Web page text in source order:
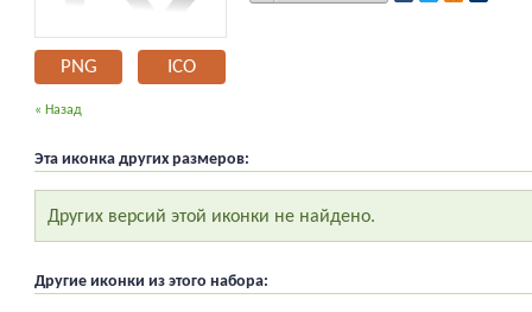
PNG ICO
« Назад
Эта иконка других размеров:
Других версий этой иконки не найдено.
Другие иконки из этого набора: